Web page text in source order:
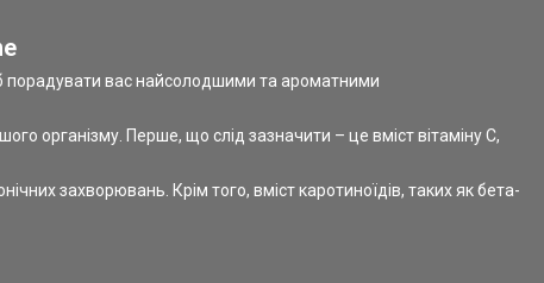
порадувати вас найсолодшими та ароматними
організму. Перше, що слід зазначити – це вміст вітаміну C,
захворювань. Крім того, вміст каротиноїдів, таких як бета-